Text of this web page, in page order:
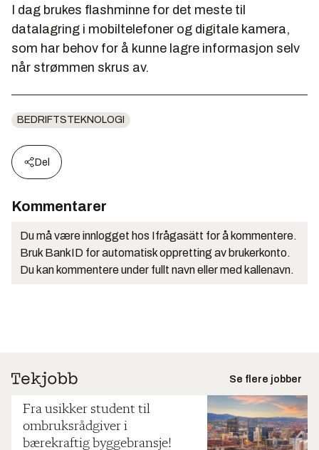
I dag brukes flashminne for det meste til
datalagring i mobiltelefoner og digitale kamera,
som har behov for å kunne lagre informasjon selv
når strømmen skrus av.
BEDRIFTSTEKNOLOGI
Del
Kommentarer
Du må være innlogget hos Ifrågasätt for å kommentere.
Bruk BankID for automatisk oppretting av brukerkonto.
Du kan kommentere under fullt navn eller med kallenavn.
Se flere jobber
Fra usikker student til
ombruksrådgiver i
bærekraftig byggebransje!